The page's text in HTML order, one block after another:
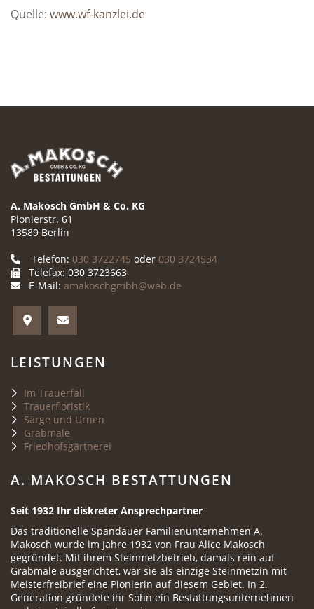
Quelle: www.wf-kanzlei.de
A. Makosch GmbH & Co. KG
Pionierstr. 61
13589 Berlin
Telefon: 030 3722745 oder 030 3724534
Telefax: 030 3723663
E-Mail: amakoschgmbh@web.de
LEISTUNGEN
Im Trauerfall
Trauerfloristik
Särge und Urnen
Grabmale
Friedhofsgärtnerei
A. MAKOSCH BESTATTUNGEN
Seit 1932 Ihr diskreter Ansprechpartner
Das traditionelle Spandauer Familienunternehmen A.
Makosch wurde im Jahre 1932 von Frau Alice Makosch
gegründet. Mit ihrem Steinmetzbetrieb, damals rein auf
Grabmale ausgerichtet, war sie als einzige Steinmetzin mit
Meisterfreibrief eine Pionierin auf diesem Gebiet. In 2.
Generation gründete ihr Sohn ein Bestattungsunternehmen